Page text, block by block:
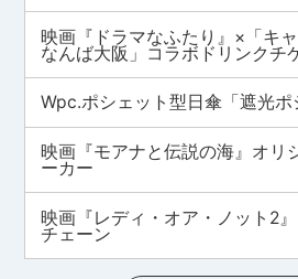
映画『ドラマなふたり』×「キ
なんば大阪」コラボドリンクチ
Wpc.ポシェット型日傘「遮光
映画『モアナと伝説の海』オリ
ーカー
映画『レディ・オア・ノット2
チェーン